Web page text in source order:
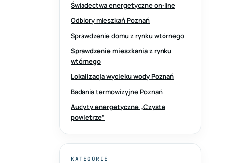
Świadectwa energetyczne on-line
Odbiory mieszkań Poznań
Sprawdzenie domu z rynku wtórnego
Sprawdzenie mieszkania z rynku
wtórnego
Lokalizacja wycieku wody Poznań
Badania termowizyjne Poznań
Audyty energetyczne „Czyste
powietrze”
KATEGORIE